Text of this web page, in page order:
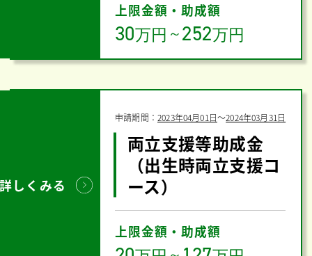
上限金額・助成額
30万円 ～252万円
詳しくみる
申請期間：2023年04月01日〜2024年03月31日
両立支援等助成金
（出生時両立支援コ
ース）
上限金額・助成額